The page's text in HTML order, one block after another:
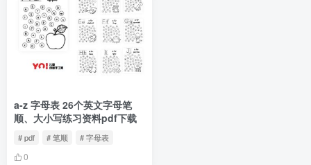
a-z 字母表 26个英文字母笔
顺、大小写练习资料pdf下载
# pdf # 笔顺 # 字母表
0